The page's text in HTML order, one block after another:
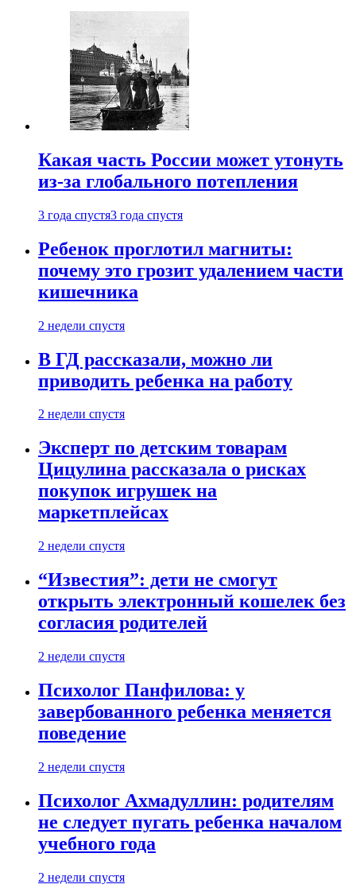
Какая часть России может утонуть
из-за глобального потепления
3 года спустя3 года спустя
Ребенок проглотил магниты:
почему это грозит удалением части
кишечника
2 недели спустя
В ГД рассказали, можно ли
приводить ребенка на работу
2 недели спустя
Эксперт по детским товарам
Цицулина рассказала о рисках
покупок игрушек на
маркетплейсах
2 недели спустя
“Известия”: дети не смогут
открыть электронный кошелек без
согласия родителей
2 недели спустя
Психолог Панфилова: у
завербованного ребенка меняется
поведение
2 недели спустя
Психолог Ахмадуллин: родителям
не следует пугать ребенка началом
учебного года
2 недели спустя